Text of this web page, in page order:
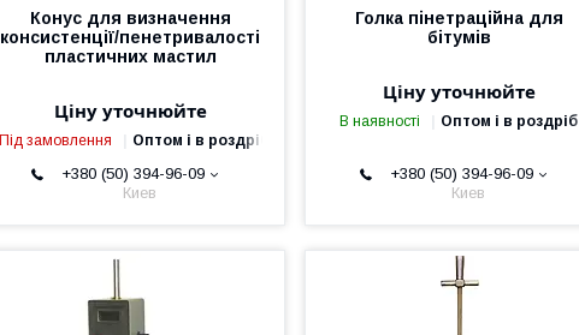
Конус для визначення
консистенції/пенетривалості
пластичних мастил
Ціну уточнюйте
Під замовлення Оптом і в роздріб
+380 (50) 394-96-09
Киев
Голка пінетраційна для
бітумів
Ціну уточнюйте
В наявності Оптом і в роздріб
+380 (50) 394-96-09
Киев